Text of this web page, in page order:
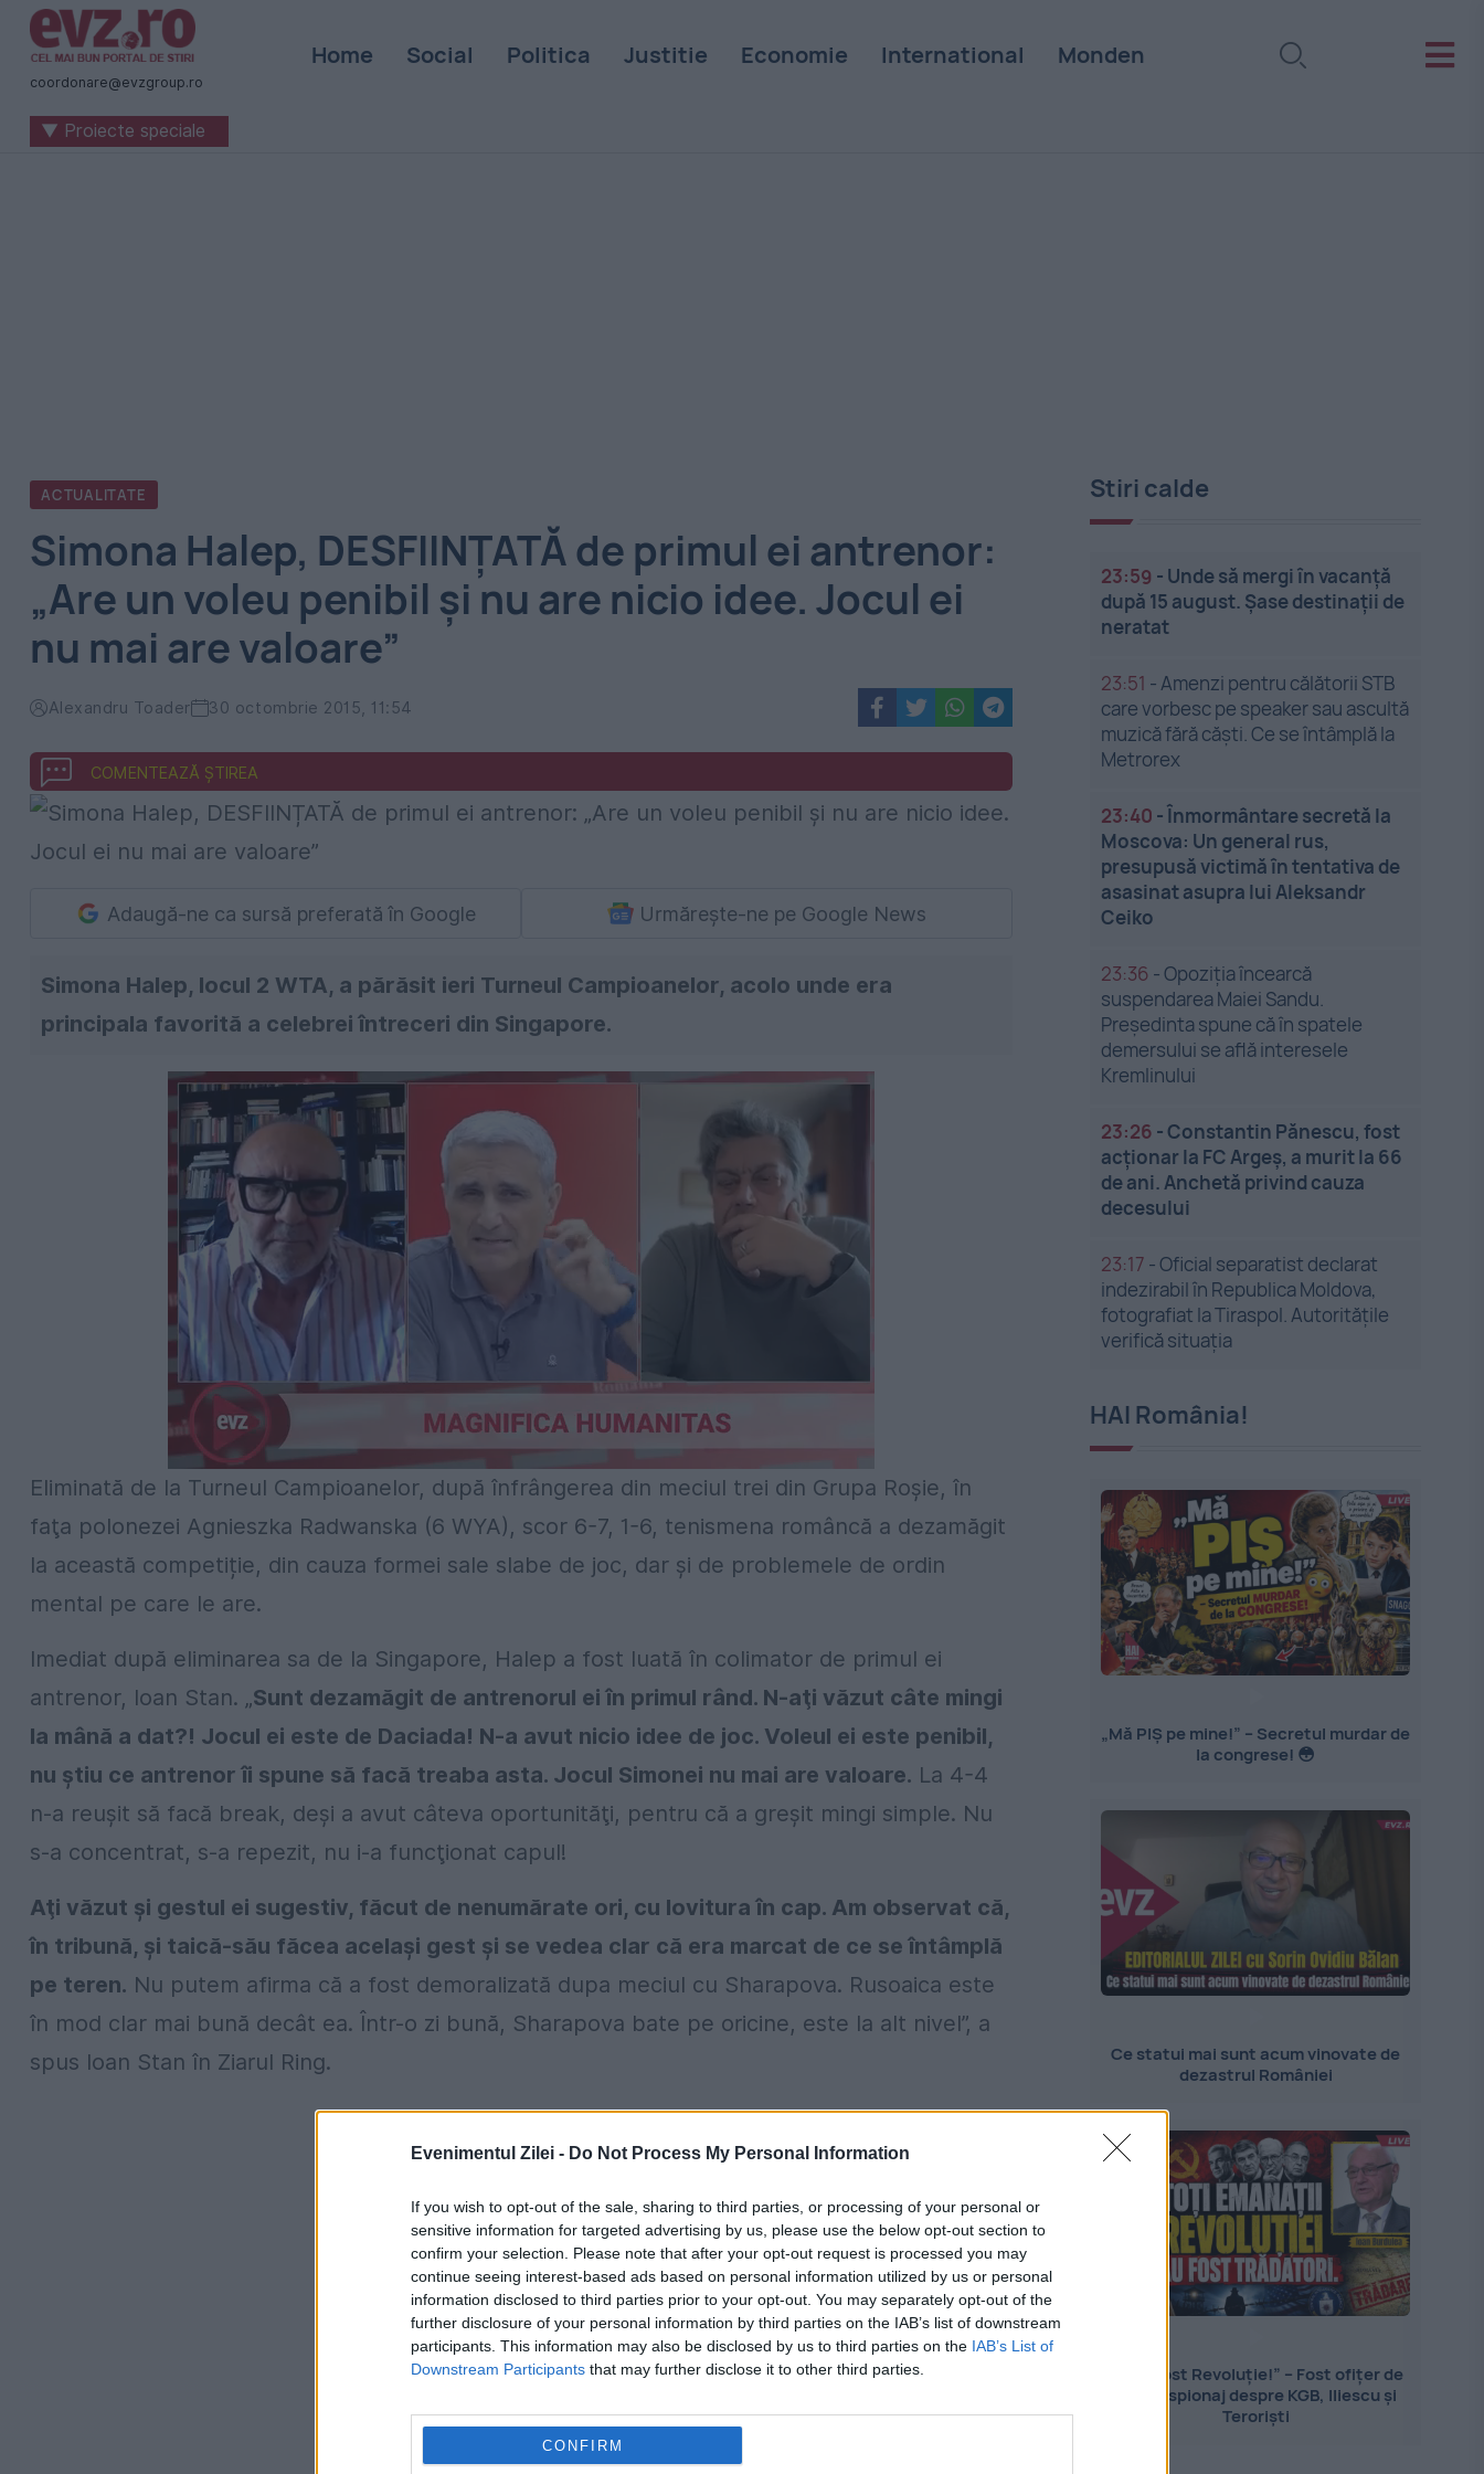
Evenimentul Zilei - Do Not Process My Personal Information
If you wish to opt-out of the sale, sharing to third parties, or processing of your personal or
sensitive information for targeted advertising by us, please use the below opt-out section to
confirm your selection. Please note that after your opt-out request is processed you may
continue seeing interest-based ads based on personal information utilized by us or personal
information disclosed to third parties prior to your opt-out. You may separately opt-out of the
further disclosure of your personal information by third parties on the IAB’s list of downstream
participants. This information may also be disclosed by us to third parties on the IAB’s List of
Downstream Participants that may further disclose it to other third parties.
CONFIRM
Știri
naționale
internaționale
coordonare@evzgroup.ro
Home Social Politica Justitie Economie International Monden
▼ Proiecte speciale
ACTUALITATE
Simona Halep, DESFIINȚATĂ de primul ei antrenor:
„Are un voleu penibil şi nu are nicio idee. Jocul ei
nu mai are valoare”
Alexandru Toader 30 octombrie 2015, 11:54
COMENTEAZĂ ȘTIREA
Adaugă-ne ca sursă preferată în Google Urmărește-ne pe Google News
Simona Halep, locul 2 WTA, a părăsit ieri Turneul Campioanelor, acolo unde era
principala favorită a celebrei întreceri din Singapore.
Eliminată de la Turneul Campioanelor, după înfrângerea din meciul trei din Grupa Roşie, în
faţa polonezei Agnieszka Radwanska (6 WYA), scor 6-7, 1-6, tenismena româncă a dezamăgit
la această competiție, din cauza formei sale slabe de joc, dar şi de problemele de ordin
mental pe care le are.
Imediat după eliminarea sa de la Singapore, Halep a fost luată în colimator de primul ei
antrenor, Ioan Stan. „Sunt dezamăgit de antrenorul ei în primul rând. N-aţi văzut câte mingi
la mână a dat?! Jocul ei este de Daciada! N-a avut nicio idee de joc. Voleul ei este penibil,
nu ştiu ce antrenor îi spune să facă treaba asta. Jocul Simonei nu mai are valoare. La 4-4
n-a reuşit să facă break, deşi a avut câteva oportunităţi, pentru că a greşit mingi simple. Nu
s-a concentrat, s-a repezit, nu i-a funcţionat capul!
Aţi văzut şi gestul ei sugestiv, făcut de nenumărate ori, cu lovitura în cap. Am observat că,
în tribună, şi taică-său făcea acelaşi gest şi se vedea clar că era marcat de ce se întâmplă
pe teren. Nu putem afirma că a fost demoralizată dupa meciul cu Sharapova. Rusoaica este
în mod clar mai bună decât ea. Într-o zi bună, Sharapova bate pe oricine, este la alt nivel”, a
spus Ioan Stan în Ziarul Ring.
Stiri calde
23:59 - Unde să mergi în vacanță
după 15 august. Șase destinații de
neratat
23:51 -Amenzi pentru călătorii STB
care vorbesc pe speaker sau ascultă
muzică fără căști. Ce se întâmplă la
Metrorex
23:40 -Înmormântare secretă la
Moscova: Un general rus,
presupusă victimă în tentativa de
asasinat asupra lui Aleksandr
Ceiko
23:36 -Opoziția încearcă
suspendarea Maiei Sandu.
Președinta spune că în spatele
demersului se află interesele
Kremlinului
23:26 -Constantin Pănescu, fost
acționar la FC Argeș, a murit la 66
de ani. Anchetă privind cauza
decesului
23:17 -Oficial separatist declarat
indezirabil în Republica Moldova,
fotografiat la Tiraspol. Autoritățile
verifică situația
HAI România!
„Mă PIȘ pe mine!” – Secretul murdar de
la congrese! 😳
Ce statui mai sunt acum vinovate de
dezastrul României
„Nu a fost Revoluție!” – Fost ofițer de
contraspionaj despre KGB, Iliescu și
Teroriști